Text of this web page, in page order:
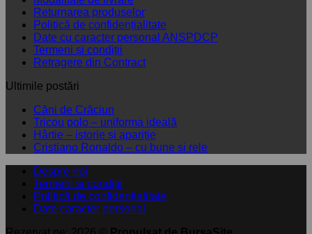
Returnarea produselor
Politică de confidențialitate
Date cu caracter personal ANSPDCP
Termeni și condiții
Retragere din Contract
Ultimile postări
Căni de Crăciun
comentariu
la
Căni
Tricou polo – uniforma ideală
la
Hârtie – istorie și aparițieNiciun
comentariu
istorie
Cristiano Ronaldo – cu bune și releNiciun
Despre noi
Termeni și condiții
Politică de confidențialitate
Date caracter personal